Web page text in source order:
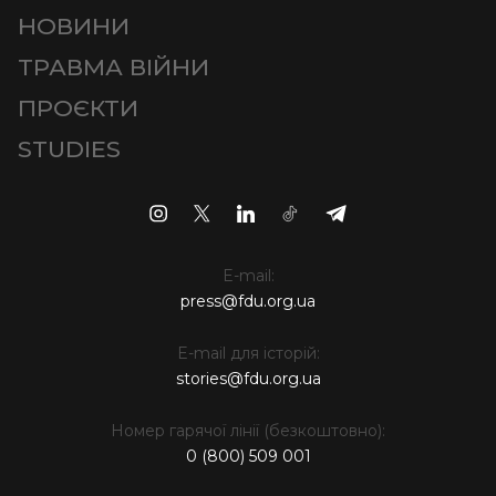
НОВИНИ
ТРАВМА ВІЙНИ
ПРОЄКТИ
STUDIES
E-mail:
press@fdu.org.ua
E-mail для історій:
stories@fdu.org.ua
Номер гарячої лінії (безкоштовно):
0 (800) 509 001